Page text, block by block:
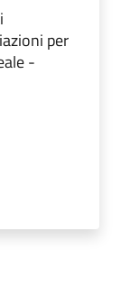
per
-
»